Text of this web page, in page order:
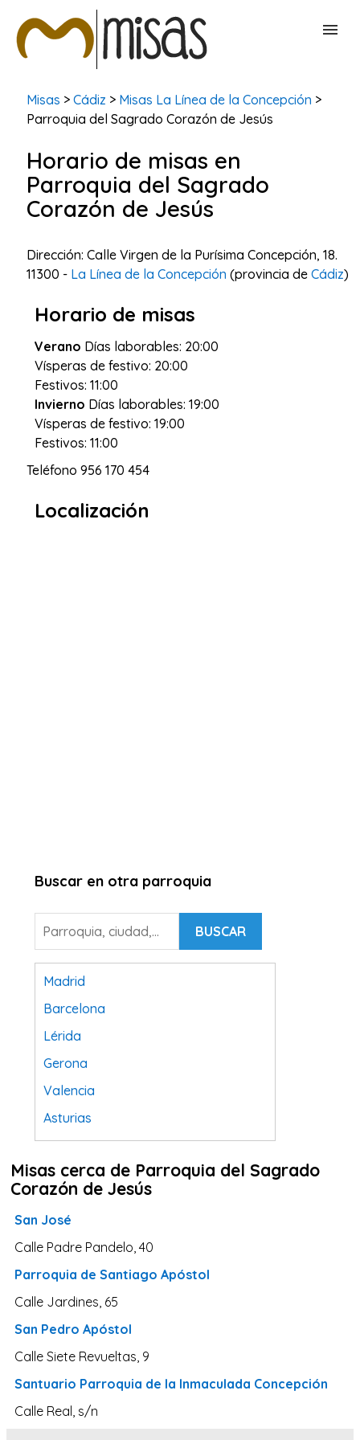
BUSCAR MISAS
Misas > Cádiz > Misas La Línea de la Concepción >
Parroquia del Sagrado Corazón de Jesús
Horario de misas en
Parroquia del Sagrado
Corazón de Jesús
Dirección: Calle Virgen de la Purísima Concepción, 18.
11300 - La Línea de la Concepción (provincia de Cádiz)
Horario de misas
Verano Días laborables: 20:00
Vísperas de festivo: 20:00
Festivos: 11:00
Invierno Días laborables: 19:00
Vísperas de festivo: 19:00
Festivos: 11:00
Teléfono 956 170 454
Localización
Buscar en otra parroquia
BUSCAR
Madrid
Barcelona
Lérida
Gerona
Valencia
Asturias
Tarragona
Navarra
Valladolid
Sevilla
La Coruña
Santa Cruz de Tenerife
Cantabria
Islas Baleares
Las Palmas
Málaga
Alicante
Misas cerca de Parroquia del Sagrado
Corazón de Jesús
San José
Calle Padre Pandelo, 40
Parroquia de Santiago Apóstol
Calle Jardines, 65
San Pedro Apóstol
Calle Siete Revueltas, 9
Santuario Parroquia de la Inmaculada Concepción
Calle Real, s/n